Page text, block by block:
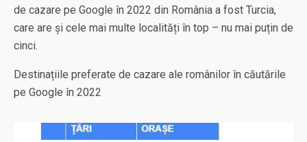
de cazare pe Google în 2022 din România a fost Turcia,
care are și cele mai multe localități în top – nu mai puțin de
cinci.
Destinațiile preferate de cazare ale românilor în căutările
pe Google în 2022